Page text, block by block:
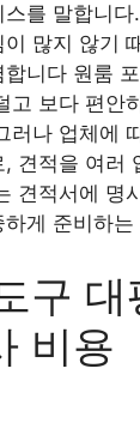
를 말합니
많지 않기
니다 원룸
고 보다 편안
러나 업체에
견적을 여러
견적서에 명
게 준비하
구 대
비용